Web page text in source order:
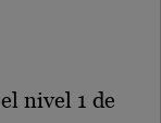
nivel 1 de